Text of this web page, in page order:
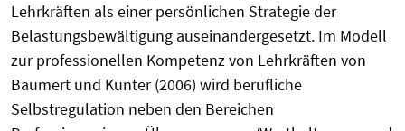
Lehrkräften als einer persönlichen Strategie der
Belastungsbewältigung auseinandergesetzt. Im Modell
zur professionellen Kompetenz von Lehrkräften von
Baumert und Kunter (2006) wird berufliche
Selbstregulation neben den Bereichen